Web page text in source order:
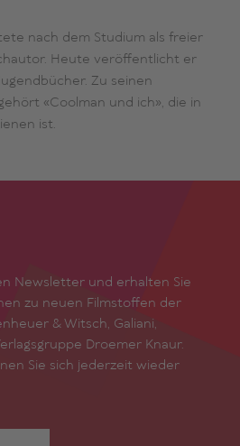
nach dem Studium als freier
Heute veröffentlicht er
Zu seinen
«Coolman und ich», die in
ist.
Newsletter und erhalten Sie
zu neuen Filmstoffen der
& Witsch, Galiani,
Droemer Knaur.
Sie sich jederzeit wieder